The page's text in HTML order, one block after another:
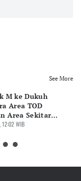
See More
M ke Dukuh
Area TOD
Area Sekitar
WIB